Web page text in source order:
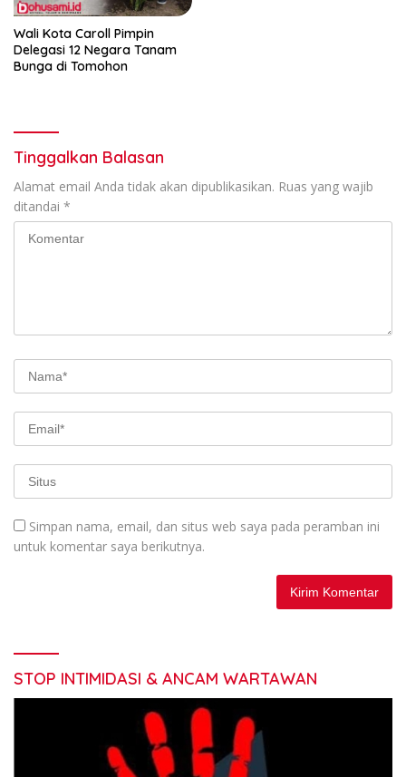
Wali Kota Caroll Pimpin
Delegasi 12 Negara Tanam
Bunga di Tomohon
Tinggalkan Balasan
Alamat email Anda tidak akan dipublikasikan. Ruas yang wajib
ditandai *
Simpan nama, email, dan situs web saya pada peramban ini
untuk komentar saya berikutnya.
STOP INTIMIDASI & ANCAM WARTAWAN